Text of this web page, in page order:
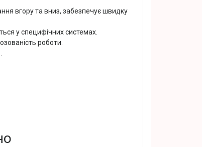
вгору та вниз, забезпечує швидку
у специфічних системах.
роботи.